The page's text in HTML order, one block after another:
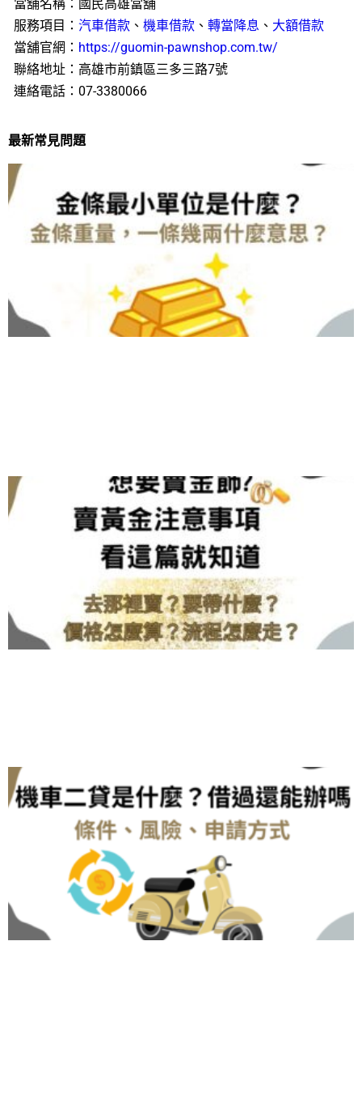
當舖名稱：國民高雄當舖
服務項目： 汽車借款 、 機車借款 、 轉當降息 、 大額借款
當舖官網： https://guomin-pawnshop.com.tw/
聯絡地址：高雄市前鎮區三多三路7號
連絡電話：07-3380066
最新常見問題